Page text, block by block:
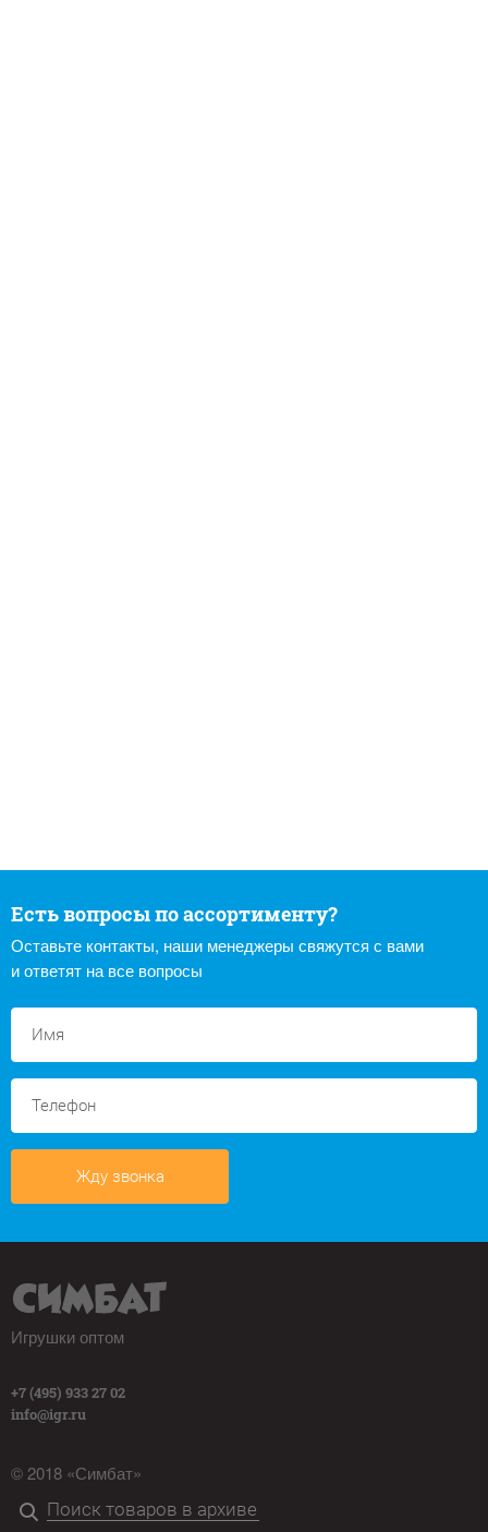
Есть вопросы по ассортименту?
Оставьте контакты, наши менеджеры свяжутся с вами
и ответят на все вопросы
Жду звонка
Игрушки оптом
+7 (495) 933 27 02
info@igr.ru
© 2018 «Симбат»